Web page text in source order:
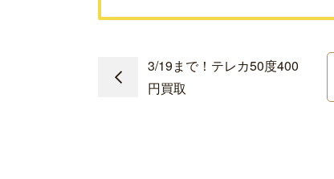
3/19まで！テレカ50度400
円買取